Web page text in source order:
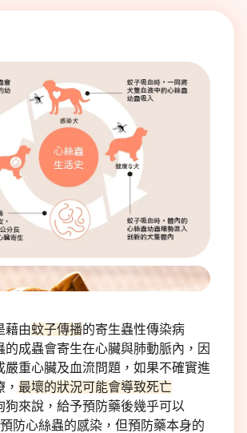
藉由蚊子傳播的寄生蟲性傳染病
的成蟲會寄生在心臟與肺動脈內，因
嚴重心臟及血流問題，如果不確實進
最壞的狀況可能會導致死亡
狗來說，給予預防藥後幾乎可以
預防心絲蟲的感染，但預防藥本身的